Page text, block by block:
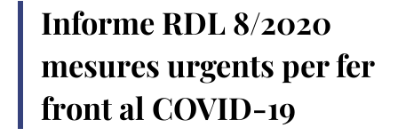
Informe RDL 8/2020
mesures urgents per fer
front al COVID-19